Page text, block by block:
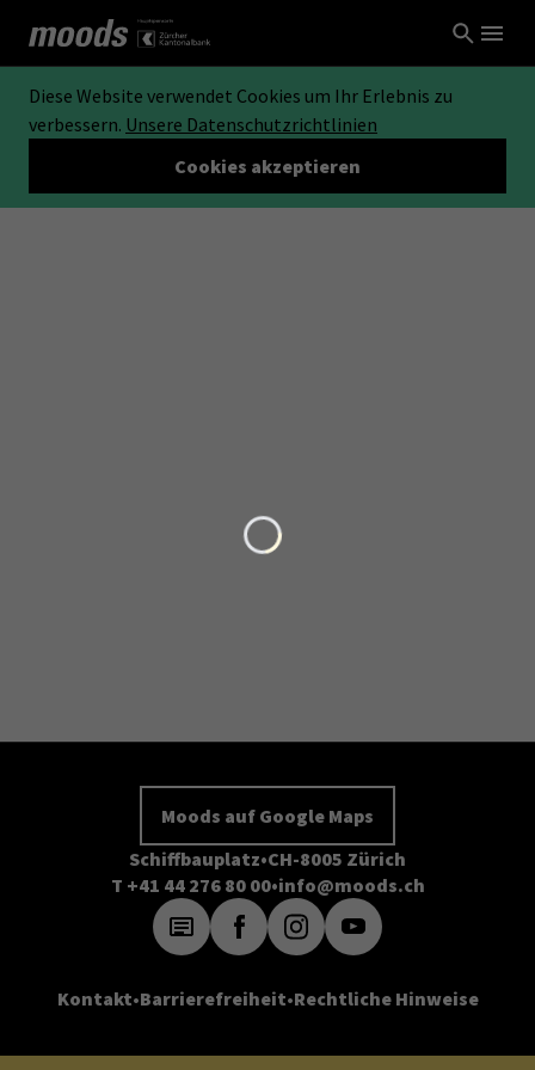
Diese Website verwendet Cookies um Ihr Erlebnis zu
verbessern. Unsere Datenschutzrichtlinien
Cookies akzeptieren
Moods auf Google Maps
Schiffbauplatz CH-8005 Zürich
T +41 44 276 80 00 info@moods.ch
Kontakt Barrierefreiheit Rechtliche Hinweise